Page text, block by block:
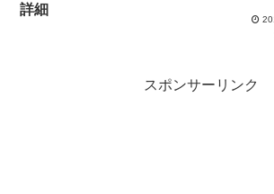
詳細
スポンサーリンク